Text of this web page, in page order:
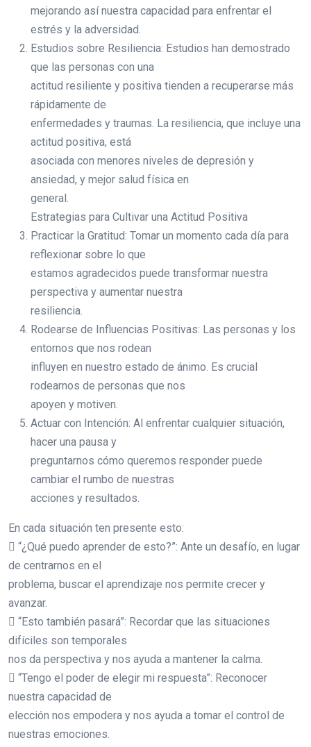
mejorando así nuestra capacidad para enfrentar el
estrés y la adversidad.
Estudios sobre Resiliencia: Estudios han demostrado
que las personas con una
actitud resiliente y positiva tienden a recuperarse más
rápidamente de
enfermedades y traumas. La resiliencia, que incluye una
actitud positiva, está
asociada con menores niveles de depresión y
ansiedad, y mejor salud física en
general.
Estrategias para Cultivar una Actitud Positiva
Practicar la Gratitud: Tomar un momento cada día para
reflexionar sobre lo que
estamos agradecidos puede transformar nuestra
perspectiva y aumentar nuestra
resiliencia.
Rodearse de Influencias Positivas: Las personas y los
entornos que nos rodean
influyen en nuestro estado de ánimo. Es crucial
rodearnos de personas que nos
apoyen y motiven.
Actuar con Intención: Al enfrentar cualquier situación,
hacer una pausa y
preguntarnos cómo queremos responder puede
cambiar el rumbo de nuestras
acciones y resultados.
En cada situación ten presente esto:
 “¿Qué puedo aprender de esto?”: Ante un desafío, en lugar
de centrarnos en el
problema, buscar el aprendizaje nos permite crecer y
avanzar.
 “Esto también pasará”: Recordar que las situaciones
difíciles son temporales
nos da perspectiva y nos ayuda a mantener la calma.
 “Tengo el poder de elegir mi respuesta”: Reconocer
nuestra capacidad de
elección nos empodera y nos ayuda a tomar el control de
nuestras emociones.